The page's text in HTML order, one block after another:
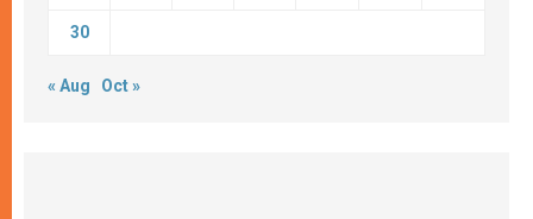
30
« Aug Oct »